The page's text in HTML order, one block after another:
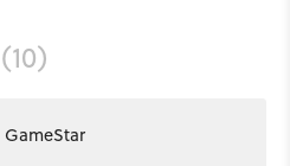
(10)